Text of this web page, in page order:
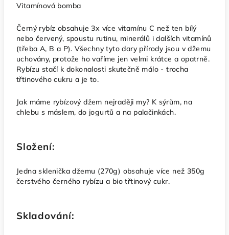
Vitamínová bomba
Černý rybíz obsahuje 3x více vitamínu C než ten bílý
nebo červený, spoustu rutinu, minerálů i dalších vitamínů
(třeba A, B a P). Všechny tyto dary přírody jsou v džemu
uchovány, protože ho vaříme jen velmi krátce a opatrně.
Rybízu stačí k dokonalosti skutečně málo - trocha
třtinového cukru a je to.
Jak máme rybízový džem nejraději my? K sýrům, na
chlebu s máslem, do jogurtů a na palačinkách.
Složení:
Jedna sklenička džemu (270g) obsahuje více než 350g
čerstvého černého rybízu a bio třtinový cukr.
Skladování: